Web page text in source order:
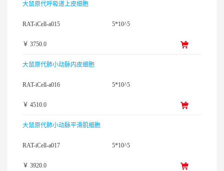
大鼠原代呼吸道上皮细胞
RAT-iCell-a015 5*10^5
￥ 3750.0
大鼠原代肺小动脉内皮细胞
RAT-iCell-a016 5*10^5
￥ 4510.0
大鼠原代肺小动脉平滑肌细胞
RAT-iCell-a017 5*10^5
￥ 3920.0